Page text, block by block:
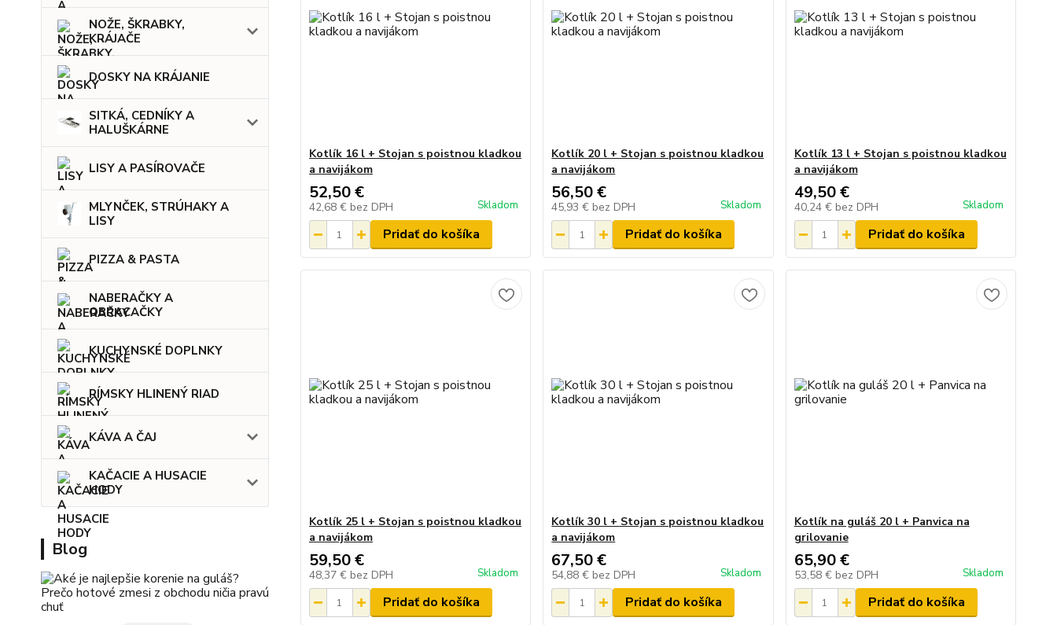
NOŽE, ŠKRABKY,
KRÁJAČE
DOSKY NA KRÁJANIE
SITKÁ, CEDNÍKY A
HALUŠKÁRNE
LISY A PASÍROVAČE
MLYNČEK, STRÚHAKY A
LISY
PIZZA & PASTA
NABERAČKY A
OBRACAČKY
KUCHYNSKÉ DOPLNKY
RÍMSKY HLINENÝ RIAD
KÁVA A ČAJ
KAČACIE A HUSACIE
HODY
Blog
Kotlík 16 l + Stojan s poistnou kladkou
a navijákom
52,50 €
42,68 € bez DPH Skladom
Pridať do košíka
Kotlík 20 l + Stojan s poistnou kladkou
a navijákom
56,50 €
45,93 € bez DPH Skladom
Pridať do košíka
Kotlík 13 l + Stojan s poistnou kladkou
a navijákom
49,50 €
40,24 € bez DPH Skladom
Pridať do košíka
Kotlík 25 l + Stojan s poistnou kladkou
a navijákom
59,50 €
48,37 € bez DPH Skladom
Pridať do košíka
Kotlík 30 l + Stojan s poistnou kladkou
a navijákom
67,50 €
54,88 € bez DPH Skladom
Pridať do košíka
Kotlík na guláš 20 l + Panvica na
grilovanie
65,90 €
53,58 € bez DPH Skladom
Pridať do košíka